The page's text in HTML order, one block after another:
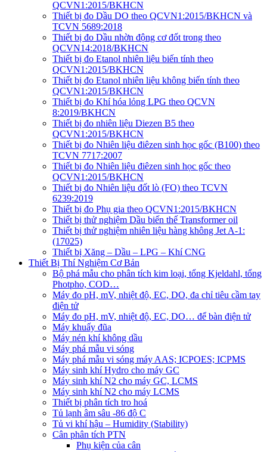
QCVN1:2015/BKHCN
Thiết bị đo Dầu DO theo QCVN1:2015/BKHCN và
TCVN 5689:2018
Thiết bị đo Dầu nhờn động cơ đốt trong theo
QCVN14:2018/BKHCN
Thiết bị đo Etanol nhiên liệu biến tính theo
QCVN1:2015/BKHCN
Thiết bị đo Etanol nhiên liệu không biến tính theo
QCVN1:2015/BKHCN
Thiết bị đo Khí hóa lỏng LPG theo QCVN
8:2019/BKHCN
Thiết bị đo nhiên liệu Diezen B5 theo
QCVN1:2015/BKHCN
Thiết bị đo Nhiên liệu điêzen sinh học gốc (B100) theo
TCVN 7717:2007
Thiết bị đo Nhiên liệu điêzen sinh học gốc theo
QCVN1:2015/BKHCN
Thiết bị đo Nhiên liệu đốt lò (FO) theo TCVN
6239:2019
Thiết bị đo Phụ gia theo QCVN1:2015/BKHCN
Thiết bị thử nghiệm Dầu biến thế Transformer oil
Thiết bị thử nghiệm nhiên liệu hàng không Jet A-1:
(17025)
Thiết bị Xăng – Dầu – LPG – Khí CNG
Thiết Bị Thí Nghiệm Cơ Bản
Bộ phá mẫu cho phân tích kim loại, tổng Kjeldahl, tổng
Photpho, COD…
Máy đo pH, mV, nhiệt độ, EC, DO, đa chỉ tiêu cầm tay
điện tử
Máy đo pH, mV, nhiệt độ, EC, DO… để bàn điện tử
Máy khuấy đũa
Máy nén khí không dầu
Máy phá mẫu vi sóng
Máy phá mẫu vi sóng máy AAS; ICPOES; ICPMS
Máy sinh khí Hydro cho máy GC
Máy sinh khí N2 cho máy GC, LCMS
Máy sinh khí N2 cho máy LCMS
Thiết bị phân tích tro hoá
Tủ lạnh âm sâu -86 độ C
Tủ vi khí hậu – Humidity (Stability)
Cân phân tích PTN
Phụ kiện của cân